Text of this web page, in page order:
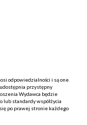
odpowiedzialności i są one
przystępny
Wydawca będzie
lub standardy współżycia
po prawej stronie każdego